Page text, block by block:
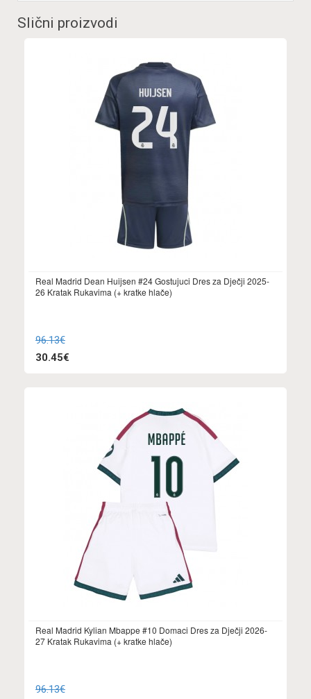
Slični proizvodi
Real Madrid Dean Huijsen #24 Gostujuci Dres za Dječji 2025-
26 Kratak Rukavima (+ kratke hlače)
96.13€
30.45€
Real Madrid Kylian Mbappe #10 Domaci Dres za Dječji 2026-
27 Kratak Rukavima (+ kratke hlače)
96.13€